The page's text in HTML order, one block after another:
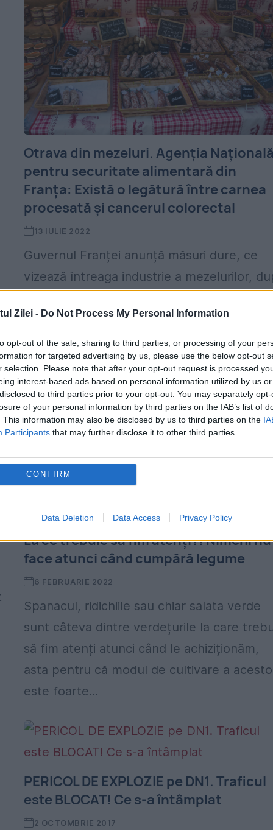
Zilei - Do Not Process My Personal Information
opt-out of the sale, sharing to third parties, or processing of your
for targeted advertising by us, please use the below opt-out
selection. Please note that after your opt-out request is processed
interest-based ads based on personal information utilized by us
to third parties prior to your opt-out. You may separately
of your personal information by third parties on the IAB’s list of
This information may also be disclosed by us to third parties on the
Participants that may further disclose it to other third parties.
CONFIRM
Data Deletion Data Access Privacy Policy
Otrava din mezeluri. Agenția
pentru securitate alimentară din
Franța: Există o legătură între carnea
procesată și cancerul colorectal
13 IULIE 2022
Guvernul Franței anunță măsuri dure, ce
vizează întreaga industrie a mezelurilor,
strânsă între un diagnostic de cancer de
colon și...
La ce trebuie să fim atenți?! Nimeni
face atunci când cumpără legume
6 FEBRUARIE 2022
Spanacul, ridichiile sau chiar salata verde
sunt câteva dintre verdețurile la care
să fim atenți atunci când le achiziționăm,
asta pentru că modul de cultivare a
este foarte...
PERICOL DE EXPLOZIE pe DN1. Traficul
este BLOCAT! Ce s-a întâmplat
2 OCTOMBRIE 2017